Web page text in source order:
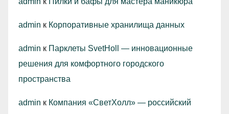
admin к Корпоративные хранилища данных
admin к Парклеты SvetHoll — инновационные
решения для комфортного городского
пространства
admin к Компания «СветХолл» — российский